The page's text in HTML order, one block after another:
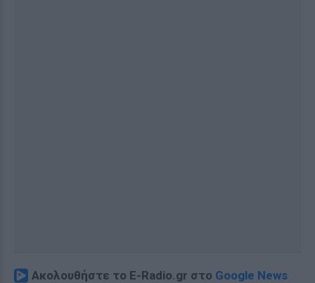
Ακολουθήστε το E-Radio.gr στο Google News